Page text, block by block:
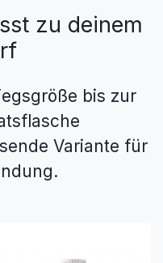
zu deinem
bis zur
Variante für